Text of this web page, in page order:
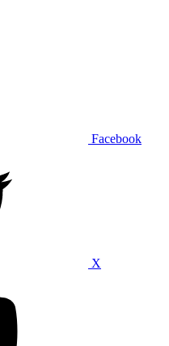
Facebook
X